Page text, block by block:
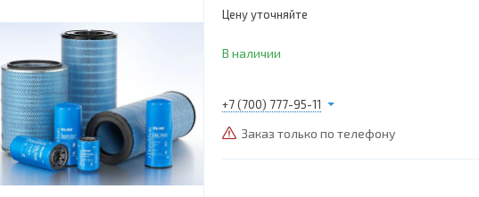
Цену уточняйте
В наличии
+7 (700) 777-95-11
Заказ только по телефону